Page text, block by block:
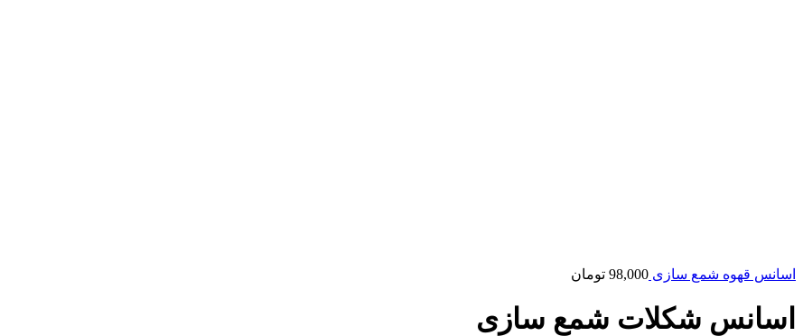
اسانس قهوه شمع سازی 98,000 تومان
اسانس شکلات شمع سازی